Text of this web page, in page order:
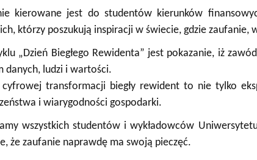
kierowane jest do studentów kierunków
którzy poszukują inspiracji w świecie, gdzie zaufanie,
„Dzień Biegłego Rewidenta” jest pokazanie, iż
danych, ludzi i wartości.
transformacji biegły rewident to nie tylko
i wiarygodności gospodarki.
wszystkich studentów i wykładowców
że zaufanie naprawdę ma swoją pieczęć.